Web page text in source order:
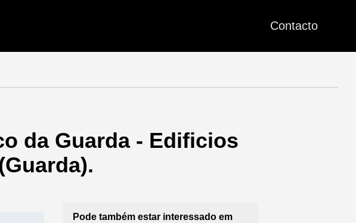
Contacto
da Guarda - Edificios
Pode também estar interessado em